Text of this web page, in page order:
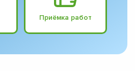
Приёмка работ